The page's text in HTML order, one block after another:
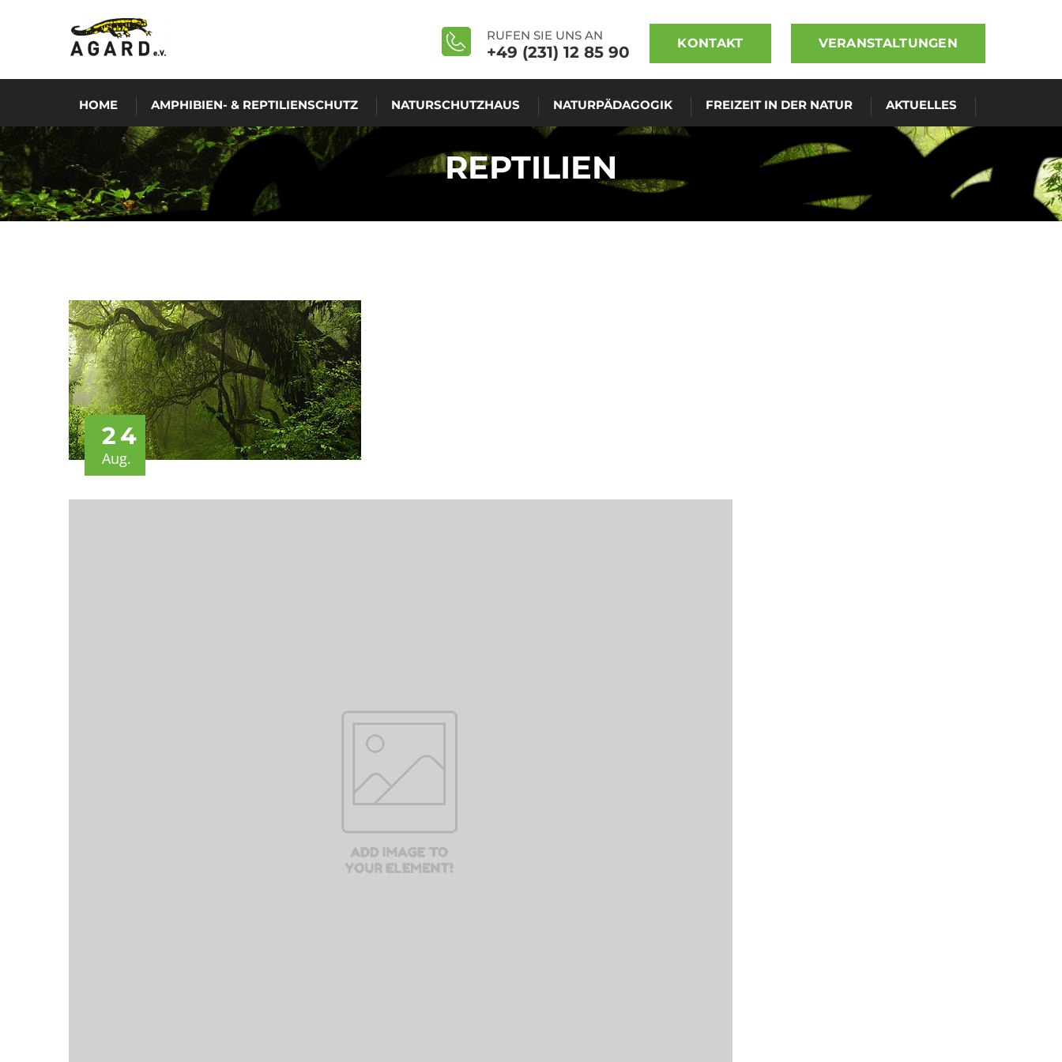
RUFEN SIE UNS AN
+49 (231) 12 85 90 KONTAKT VERANSTALTUNGEN
HOME AMPHIBIEN- & REPTILIENSCHUTZ NATURSCHUTZHAUS NATURPÄDAGOGIK FREIZEIT IN DER NATUR AKTUELLES
REPTILIEN
24
Aug.